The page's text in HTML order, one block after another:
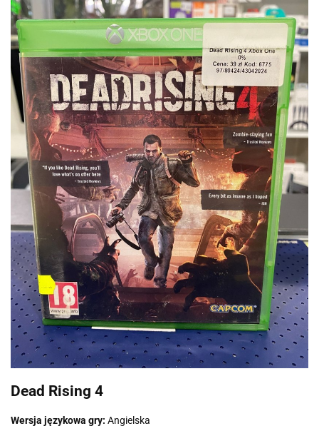
Dead Rising 4
Wersja językowa gry: Angielska